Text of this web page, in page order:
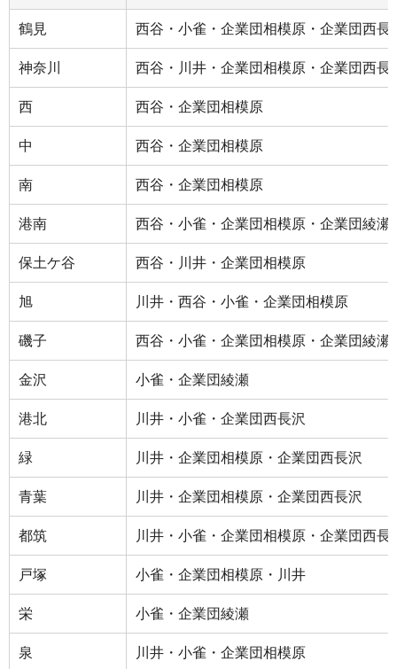
鶴見 西谷・小雀・企業団相模原・企業団西長
神奈川 西谷・川井・企業団相模原・企業団西長
西 西谷・企業団相模原
中 西谷・企業団相模原
南 西谷・企業団相模原
港南 西谷・小雀・企業団相模原・企業団綾瀬
保土ケ谷 西谷・川井・企業団相模原
旭 川井・西谷・小雀・企業団相模原
磯子 西谷・小雀・企業団相模原・企業団綾瀬
金沢 小雀・企業団綾瀬
港北 川井・小雀・企業団西長沢
緑 川井・企業団相模原・企業団西長沢
青葉 川井・企業団相模原・企業団西長沢
都筑 川井・小雀・企業団相模原・企業団西長
戸塚 小雀・企業団相模原・川井
栄 小雀・企業団綾瀬
泉 川井・小雀・企業団相模原